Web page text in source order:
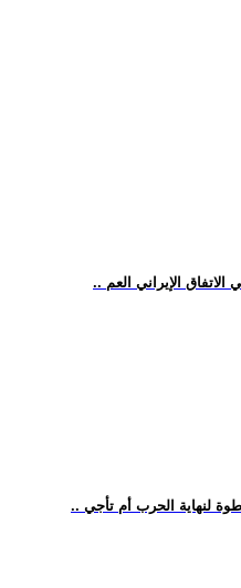
الإيراني العم
لنهاية الحرب أم تأجي